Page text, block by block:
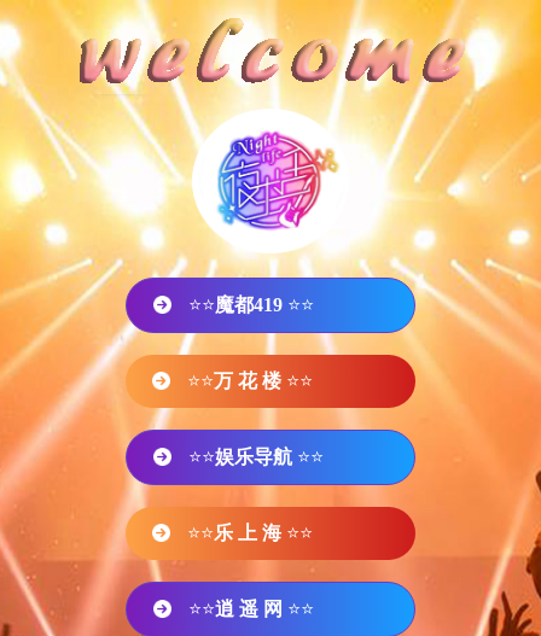
⭐⭐魔都419 ⭐⭐
⭐⭐万 花 楼 ⭐⭐
⭐⭐娱乐导航 ⭐⭐
⭐⭐乐 上 海 ⭐⭐
⭐⭐逍 遥 网 ⭐⭐